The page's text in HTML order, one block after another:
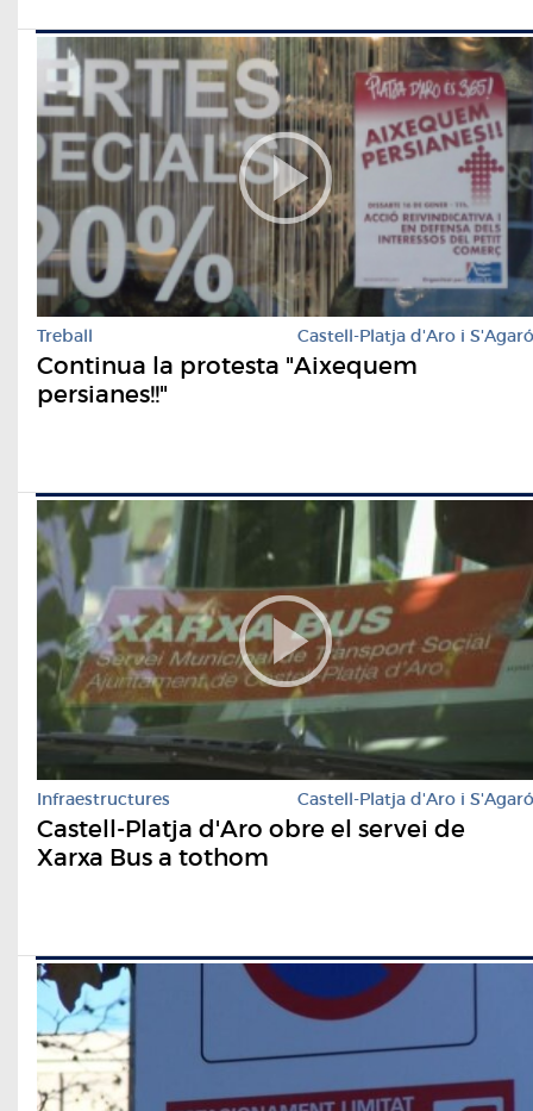
Treball Castell-Platja d'Aro i S'Agaró
Continua la protesta "Aixequem
persianes!!"
Infraestructures Castell-Platja d'Aro i S'Agaró
Castell-Platja d'Aro obre el servei de
Xarxa Bus a tothom